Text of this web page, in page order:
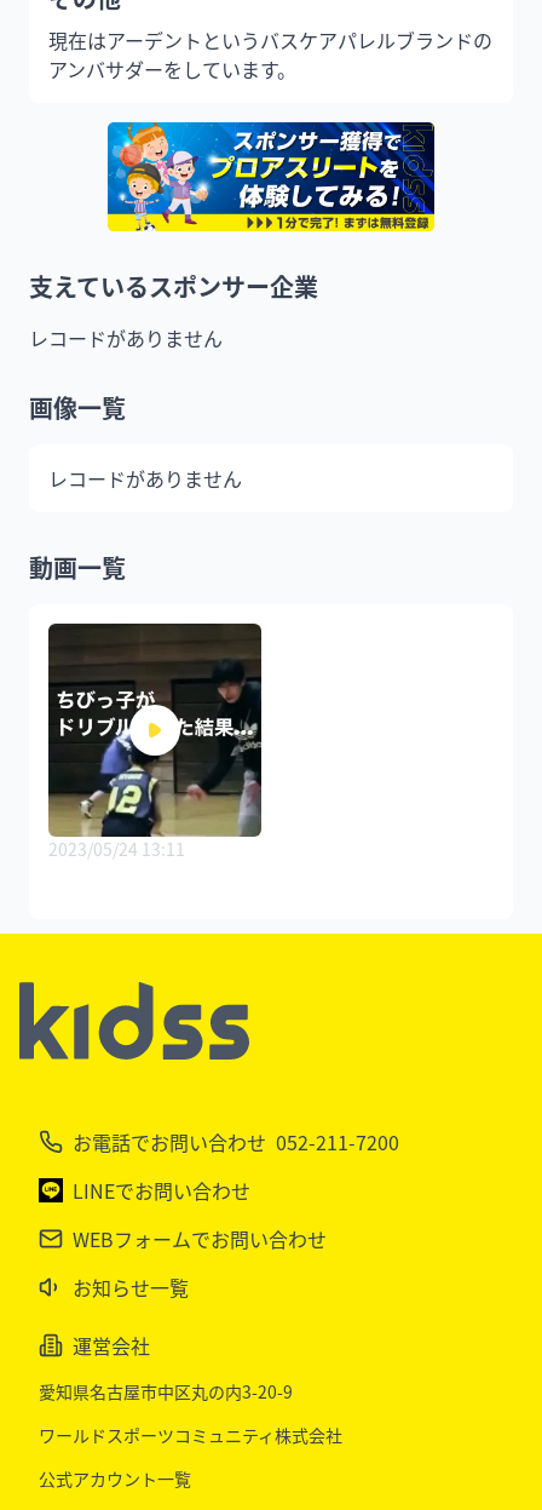
現在はアーデントというバスケアパレルブランドの
アンバサダーをしています。
支えているスポンサー企業
レコードがありません
画像一覧
レコードがありません
動画一覧
2023/05/24 13:11
お電話でお問い合わせ 052-211-7200
LINEでお問い合わせ
WEBフォームでお問い合わせ
お知らせ一覧
運営会社
愛知県名古屋市中区丸の内3-20-9
ワールドスポーツコミュニティ株式会社
公式アカウント一覧